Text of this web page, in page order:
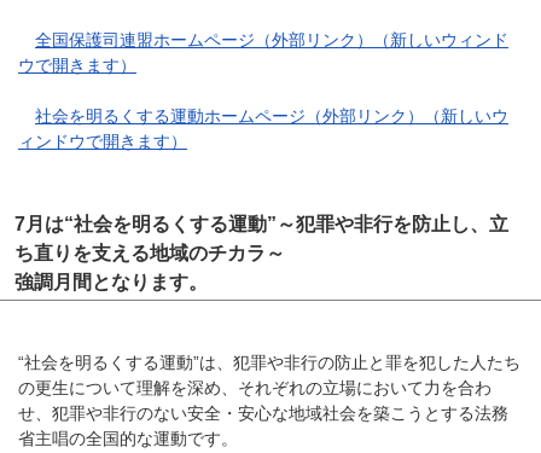
全国保護司連盟ホームページ（外部リンク）（新しいウィンド
ウで開きます）
社会を明るくする運動ホームページ（外部リンク）（新しいウ
ィンドウで開きます）
7月は“社会を明るくする運動”～犯罪や非行を防止し、立
ち直りを支える地域のチカラ～
強調月間となります。
“社会を明るくする運動”は、犯罪や非行の防止と罪を犯した人たち
の更生について理解を深め、それぞれの立場において力を合わ
せ、犯罪や非行のない安全・安心な地域社会を築こうとする法務
省主唱の全国的な運動です。